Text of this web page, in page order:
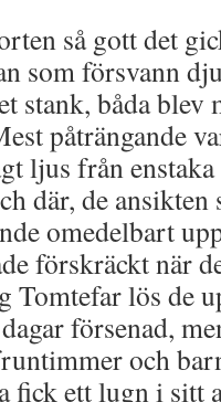
så gott det
som försvann
stank, båda blev
påträngande
ljus från
där, de ansikten
omedelbart
förskräckt när
Tomtefar lös de
försenad,
och
fick ett lugn i sitt